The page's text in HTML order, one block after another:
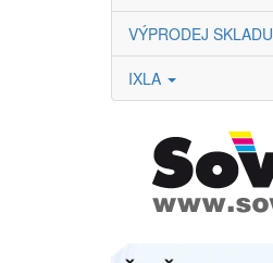
VÝPRODEJ SKLADU
IXLA